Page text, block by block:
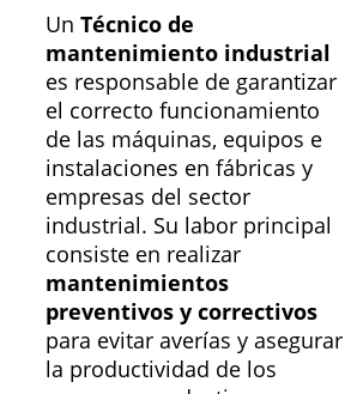
Un Técnico de
mantenimiento industrial
es responsable de garantizar
el correcto funcionamiento
de las máquinas, equipos e
instalaciones en fábricas y
empresas del sector
industrial. Su labor principal
consiste en realizar
mantenimientos
preventivos y correctivos
para evitar averías y asegurar
la productividad de los